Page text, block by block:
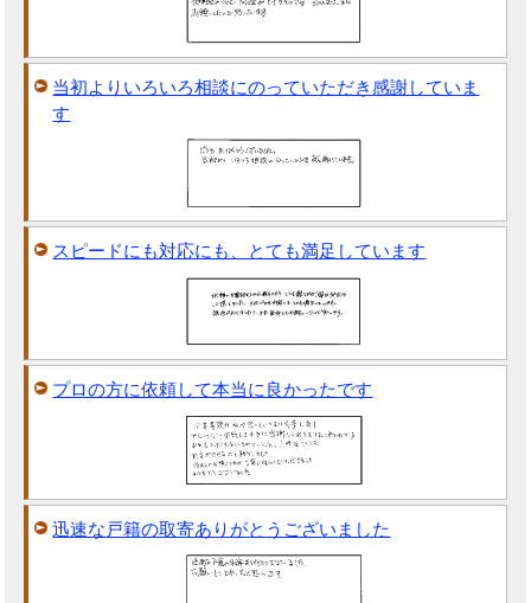
当初よりいろいろ相談にのっていただき感謝していま
す
スピードにも対応にも、とても満足しています
プロの方に依頼して本当に良かったです
迅速な戸籍の取寄ありがとうございました